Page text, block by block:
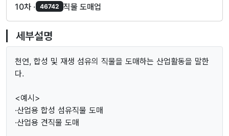
10차 · 46742 직물 도매업
세부설명
천연, 합성 및 재생 섬유의 직물을 도매하는 산업활동을 말한
다.
<예시>
·산업용 합성 섬유직물 도매
·산업용 견직물 도매